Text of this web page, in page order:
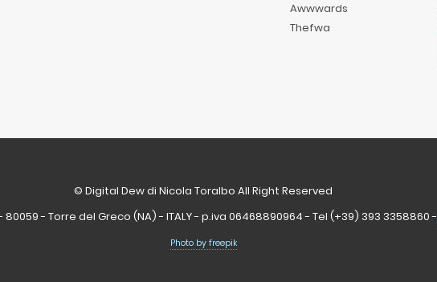
Awwwards
Thefwa
© Digital Dew di Nicola Toralbo All Right Reserved
- Torre del Greco (NA) - ITALY - p.iva 06468890964 - Tel (+39) 393 3358860 -
Photo by freepik